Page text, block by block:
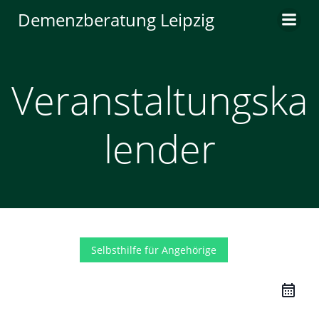
Inhalt
Demenzberatung Leipzig
Veranstaltungska
lender
Selbsthilfe für Angehörige